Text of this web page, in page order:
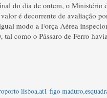
do dia de ontem, o Ministério
é decorrente de avaliação
modo a Força Aérea
tal como o Pássaro de Ferro
lisboa,at1 figo maduro,